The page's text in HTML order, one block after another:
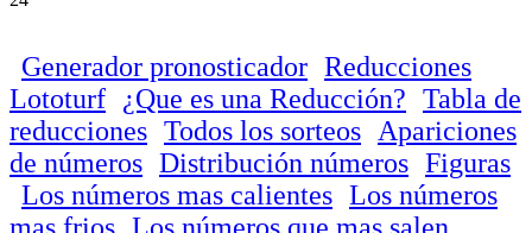
Generador pronosticador Reducciones
Lototurf
¿Que es una Reducción? Tabla de
reducciones Todos los sorteos
Apariciones
de números Distribución números Figuras
Los números mas calientes Los números
mas frios Los números que mas salen